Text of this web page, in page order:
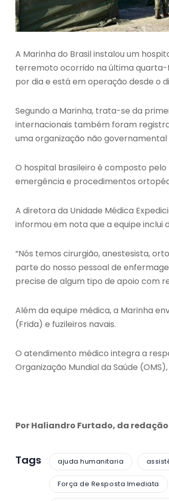
A Marinha do Brasil instalou um
terremoto ocorrido na última quarta-
por dia e está em operação desde o
Segundo a Marinha, trata-se da
internacionais também foram
uma organização não governamental
O hospital brasileiro é composto
emergência e procedimentos
A diretora da Unidade Médica
informou em nota que a equipe inclui
“Nós temos cirurgião, anestesista,
parte do nosso pessoal de
precise de algum tipo de apoio com
Além da equipe médica, a Marinha
(Frida) e fuzileiros navais.
O atendimento médico integra a
Organização Mundial da Saúde
Por Haliandro Furtado, da
Tags ajuda humanitaria
Força de Resposta Imediata